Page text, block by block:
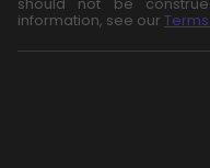
should not be
information, see our